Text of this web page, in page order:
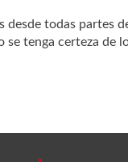
desde todas partes
tenga certeza de